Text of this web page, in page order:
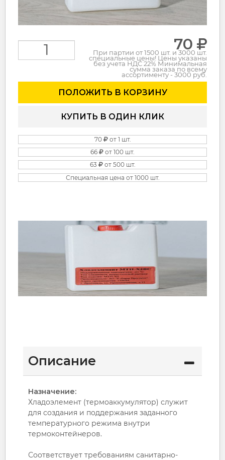
70
При партии от 1500 шт. и 3000 шт.
специальные цены! Цены указаны
без учета НДС 22% Минимальная
сумма заказа по всему
ассортименту - 3000 руб.
ПОЛОЖИТЬ В КОРЗИНУ
КУПИТЬ В ОДИН КЛИК
70
от 1 шт.
66
от 100 шт.
63
от 500 шт.
Специальная цена от 1000 шт.
Описание
Назначение:
Хладоэлемент (термоаккумулятор) служит
для создания и поддержания заданного
температурного режима внутри
термоконтейнеров.
Соответствует требованиям санитарно-